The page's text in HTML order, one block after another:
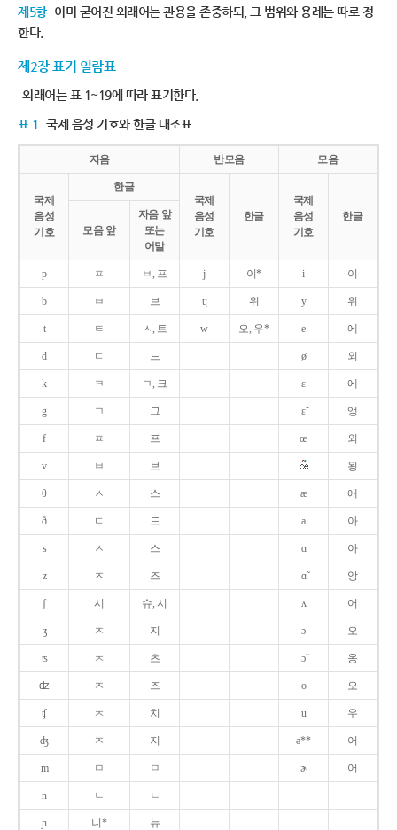
제5항 이미 굳어진 외래어는 관용을 존중하되, 그 범위와 용례는 따로 정
한다.
제2장 표기 일람표
외래어는 표 1~19에 따라 표기한다.
표 1 국제 음성 기호와 한글 대조표
자음 반모음 모음
국제
음성
기호
한글
국제
음성
기호
한글
국제
음성
기호
한글
모음 앞
자음 앞
또는
어말
p ㅍ ㅂ, 프 j 이* i 이
b ㅂ 브 ɥ 위 y 위
t ㅌ ㅅ, 트 w 오, 우* e 에
d ㄷ 드 ø 외
k ㅋ ㄱ, 크 ɛ 에
g ㄱ 그 ɛ̃ 앵
f ㅍ 프 œ 외
v ㅂ 브 욍
θ ㅅ 스 æ 애
ð ㄷ 드 a 아
s ㅅ 스 ɑ 아
z ㅈ 즈 ɑ̃ 앙
ʃ 시 슈, 시 ʌ 어
ʒ ㅈ 지 ɔ 오
ʦ ㅊ 츠 ɔ̃ 옹
ʣ ㅈ 즈 o 오
ʧ ㅊ 치 u 우
ʤ ㅈ 지 ə** 어
m ㅁ ㅁ ɚ 어
n ㄴ ㄴ
ɲ 니* 뉴